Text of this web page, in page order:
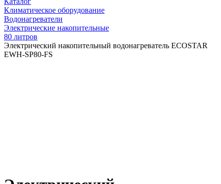
Климатическое оборудование
Водонагреватели
Электрические накопительные
80 литров
Электрический накопительный водонагреватель ECOSTAR
EWH-SP80-FS